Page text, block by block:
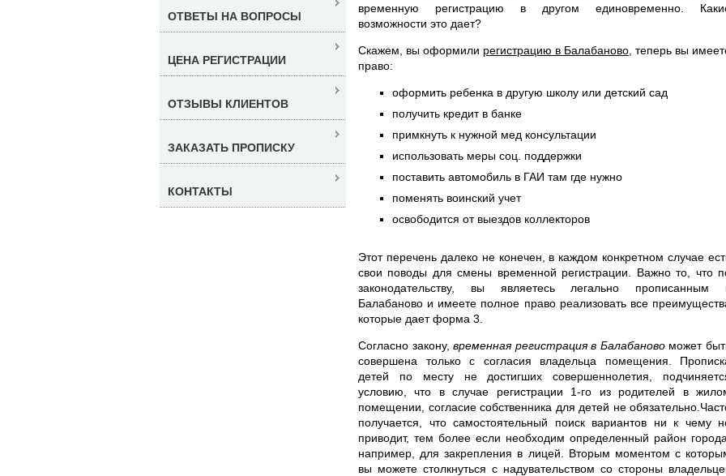
временную регистрацию в другом единовременно.
возможности это дает?
Скажем, вы оформили регистрацию в Балабаново , теперь вы
право:
оформить ребенка в другую школу или детский сад
получить кредит в банке
примкнуть к нужной мед консультации
использовать меры соц. поддержки
поставить автомобиль в ГАИ там где нужно
поменять воинский учет
освободится от выездов коллекторов
Этот перечень далеко не конечен, в каждом конкретном случае
свои поводы для смены временной регистрации. Важно то, что
законодательству, вы являетесь легально прописанным
Балабаново и имеете полное право реализовать все
которые дает форма 3.
Согласно закону,временная регистрация в Балабановоможет
совершена только с согласия владельца помещения.
детей по месту не достигших совершеннолетия,
условию, что в случае регистрации 1-го из родителей в
помещении, согласие собственника для детей не
получается, что самостоятельный поиск вариантов ни к чему
приводит, тем более если необходим определенный район города,
например, для закрепления в лицей. Вторым моментом с
вы можете столкнуться с надувательством со стороны
ОТВЕТЫ НА ВОПРОСЫ
ЦЕНА РЕГИСТРАЦИИ
ОТЗЫВЫ КЛИЕНТОВ
ЗАКАЗАТЬ ПРОПИСКУ
КОНТАКТЫ